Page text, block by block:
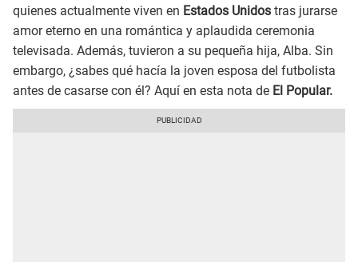
quienes actualmente viven en Estados Unidos tras jurarse
amor eterno en una romántica y aplaudida ceremonia
televisada. Además, tuvieron a su pequeña hija, Alba. Sin
embargo, ¿sabes qué hacía la joven esposa del futbolista
antes de casarse con él? Aquí en esta nota de El Popular.